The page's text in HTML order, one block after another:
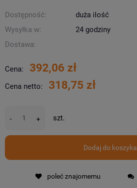
Dostępność:
duża ilość
Wysyłka w:
24 godziny
Dostawa:
Cena: 392,06 zł
Cena netto: 318,75 zł
- + szt.
Dodaj do koszyka
poleć znajomemu